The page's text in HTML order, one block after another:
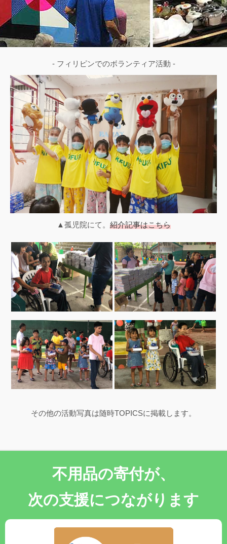
- フィリピンでのボランティア活動 -
▲孤児院にて。 紹介記事はこちら
その他の活動写真は随時TOPICSに掲載します。
不用品の寄付が、
次の支援につながります